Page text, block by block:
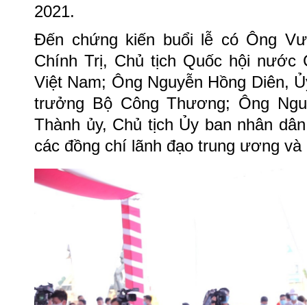
2021.
Đến chứng kiến buổi lễ có Ông
Chính Trị, Chủ tịch Quốc hội nước
Việt Nam; Ông Nguyễn Hồng Diên,
trưởng Bộ Công Thương; Ông
Thành ủy, Chủ tịch Ủy ban nhân
các đồng chí lãnh đạo trung ương